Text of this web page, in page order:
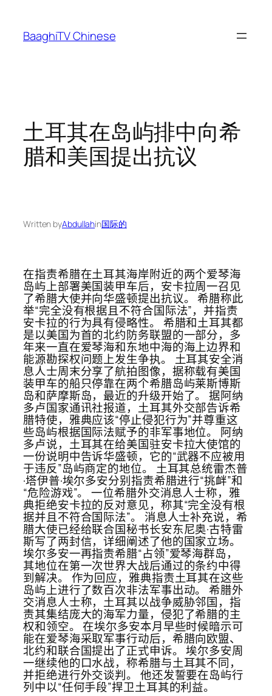
content
BaaghiTV Chinese
土耳其在岛屿排中向希
腊和美国提出抗议
Written byAbdullahin国际的
在指责希腊在土耳其海岸附近的两个爱琴海
岛屿上部署美国装甲车后，安卡拉周一召见
了希腊大使并向华盛顿提出抗议。 希腊称此
举“完全没有根据且不符合国际法”，并指责
安卡拉的行为具有侵略性。 希腊和土耳其都
是以美国为首的北约防务联盟的一部分，多
年来一直在爱琴海和东地中海的海上边界和
能源勘探权问题上发生争执。 土耳其安全消
息人士周末分享了航拍图像，据称载有美国
装甲车的船只停靠在两个希腊岛屿莱斯博斯
岛和萨摩斯岛，最近的升级开始了。 据阿纳
多卢国家通讯社报道，土耳其外交部告诉希
腊特使，雅典应该“停止侵犯行为”并尊重这
些岛屿根据国际法赋予的非军事地位。 阿纳
多卢说，土耳其在给美国驻安卡拉大使馆的
一份说明中告诉华盛顿，它的“武器不应被用
于违反”岛屿商定的地位。 土耳其总统雷杰普
·塔伊普·埃尔多安分别指责希腊进行“挑衅”和
“危险游戏”。 一位希腊外交消息人士称，雅
典拒绝安卡拉的反对意见，称其“完全没有根
据并且不符合国际法”。 消息人士补充说，希
腊大使已经给联合国秘书长安东尼奥·古特雷
斯写了两封信，详细阐述了他的国家立场。
埃尔多安一再指责希腊“占领”爱琴海群岛，
其地位在第一次世界大战后通过的条约中得
到解决。 作为回应，雅典指责土耳其在这些
岛屿上进行了数百次非法军事出动。 希腊外
交消息人士称，土耳其以战争威胁邻国，指
责其集结庞大的海军力量，侵犯了希腊的主
权和领空。 在埃尔多安本月早些时候暗示可
能在爱琴海采取军事行动后，希腊向欧盟、
北约和联合国提出了正式申诉。 埃尔多安周
一继续他的口水战，称希腊与土耳其不同，
并拒绝进行外交谈判。 他还发誓要在岛屿行
列中以“任何手段”捍卫土耳其的利益。